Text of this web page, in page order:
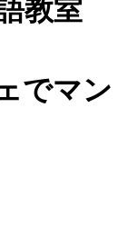
教室
でマン